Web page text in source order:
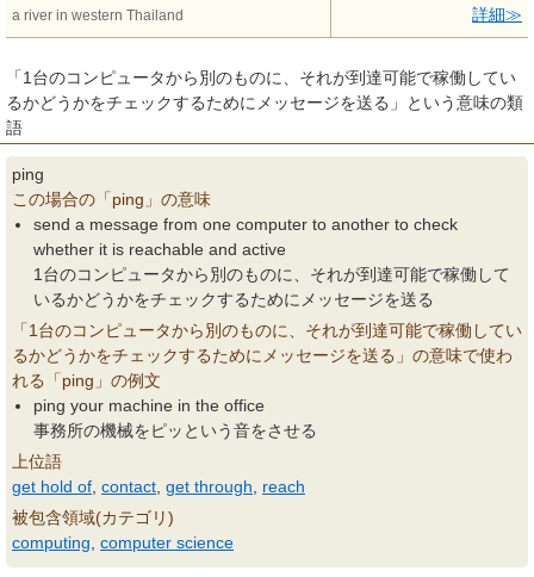
a river in western Thailand
詳細
「1台のコンピュータから別のものに、それが到達可能で稼働してい
るかどうかをチェックするためにメッセージを送る」という意味の類
語
ping
この場合の「ping」の意味
send a message from one computer to another to check
whether it is reachable and active
1台のコンピュータから別のものに、それが到達可能で稼働して
いるかどうかをチェックするためにメッセージを送る
「1台のコンピュータから別のものに、それが到達可能で稼働してい
るかどうかをチェックするためにメッセージを送る」の意味で使わ
れる「ping」の例文
ping your machine in the office
事務所の機械をピッという音をさせる
上位語
get hold of contact get through
reach
被包含領域(カテゴリ)
computing computer science